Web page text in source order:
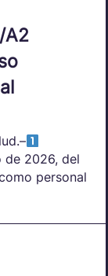
A2
de 2026, del
personal